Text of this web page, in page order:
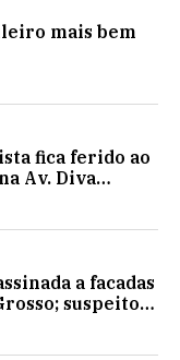
mais bem
fica ferido ao
Av. Diva
a facadas
suspeito é